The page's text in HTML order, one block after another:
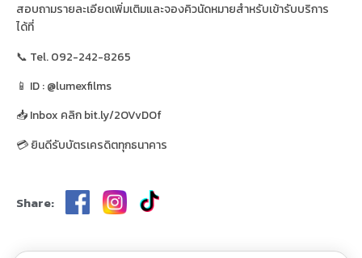
สอบถามรายละเอียดเพิ่มเติมและจองคิวนัดหมายสำหรับเข้ารับบริการ
ได้ที่
📞 Tel. 092-242-8265
📱 ID : @lumexfilms
📥 Inbox คลิก bit.ly/2OVvDOf
💳 ยินดีรับบัตรเครดิตทุกธนาคาร
Share: